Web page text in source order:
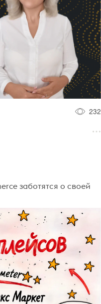
232
заботятся о своей